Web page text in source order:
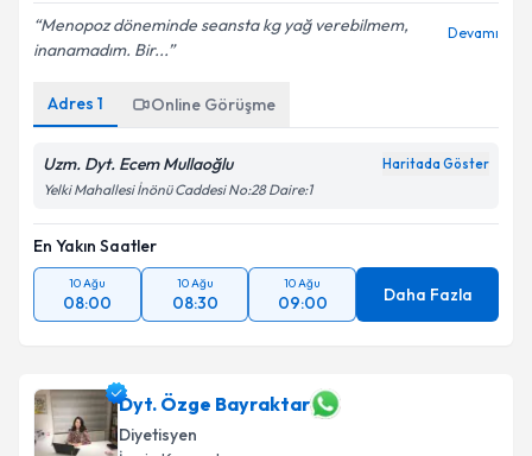
Menopoz döneminde seansta kg yağ verebilmem,
inanamadım. Bir...
Devamı
Adres 1 Online Görüşme
Uzm. Dyt. Ecem Mullaoğlu Haritada Göster
Yelki Mahallesi İnönü Caddesi No:28 Daire:1
En Yakın Saatler
10 Ağu
08:00
10 Ağu
08:30
10 Ağu
09:00 Daha Fazla
Dyt. Özge Bayraktar
Diyetisyen